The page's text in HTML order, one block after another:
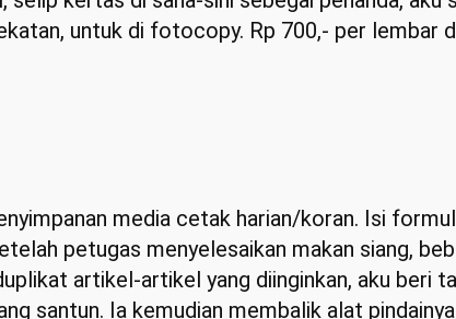
untuk di fotocopy. Rp 700,- per lembar
media cetak harian/koran. Isi
petugas menyelesaikan makan siang,
artikel-artikel yang diinginkan, aku beri
santun. Ia kemudian membalik alat